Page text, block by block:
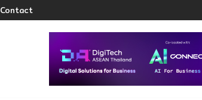
Contact